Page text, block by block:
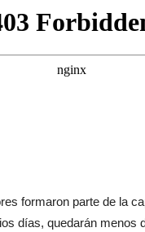
formaron parte de la
días, quedarán menos